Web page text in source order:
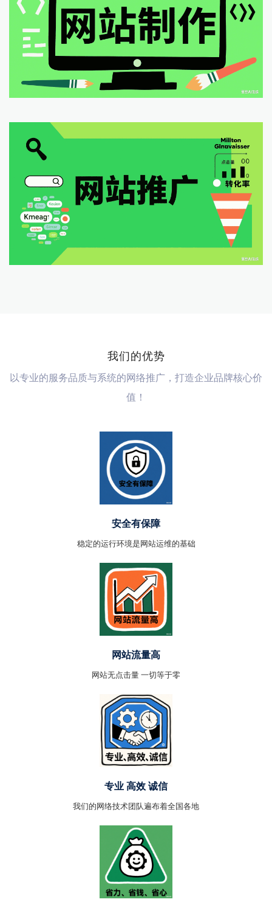
我们的优势
以专业的服务品质与系统的网络推广，打造企业品牌核心价
值！
安全有保障
稳定的运行环境是网站运维的基础
网站流量高
网站无点击量 一切等于零
专业 高效 诚信
我们的网络技术团队遍布着全国各地